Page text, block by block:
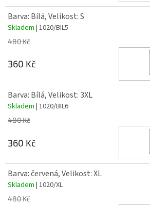
Barva: Bílá, Velikost: S
Skladem | 1020/BIL5
480 Kč
360 Kč
Barva: Bílá, Velikost: 3XL
Skladem | 1020/BIL6
480 Kč
360 Kč
Barva: červená, Velikost: XL
Skladem | 1020/XL
480 Kč